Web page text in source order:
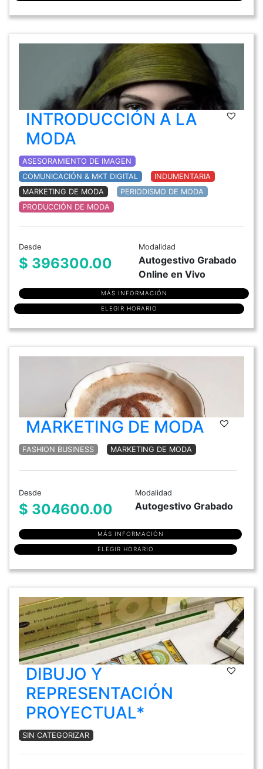
INTRODUCCIÓN A LA
MODA
ASESORAMIENTO DE IMAGEN
COMUNICACIÓN & MKT DIGITAL
INDUMENTARIA
MARKETING DE MODA
PERIODISMO DE MODA
PRODUCCIÓN DE MODA
Desde
$ 396300.00
Modalidad
Autogestivo Grabado
Online en Vivo
MÁS INFORMACIÓN
ELEGIR HORARIO
MARKETING DE MODA
FASHION BUSINESS MARKETING DE MODA
Desde
$ 304600.00
Modalidad
Autogestivo Grabado
MÁS INFORMACIÓN
ELEGIR HORARIO
DIBUJO Y
REPRESENTACIÓN
PROYECTUAL*
SIN CATEGORIZAR